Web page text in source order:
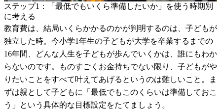
ステップ1：「最低でもいくら準備したいか」を使う時期別
に考える
教育費は、結局いくらかかるのかが判明するのは、子どもが
独立した時。今小学1年生の子どもが大学を卒業するまでの
16年間、どんな人生を子どもが歩んでいくかは、誰にもわか
らないのです。ものすごくお金持ちでない限り、子どもがや
りたいことをすべて叶えてあげるというのは難しいこと。ま
ずは親として子どもに「最低でもこのくらいは準備しておこ
う」という具体的な目標設定をたてましょう。